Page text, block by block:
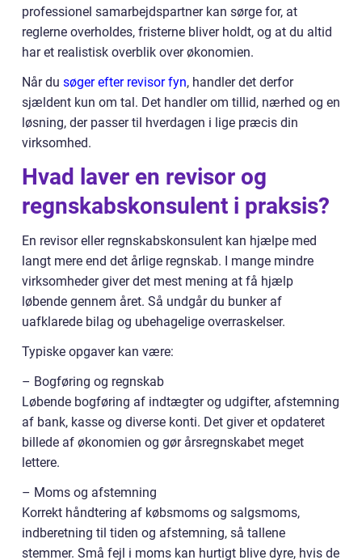
professionel samarbejdspartner kan sørge for, at
reglerne overholdes, fristerne bliver holdt, og at du altid
har et realistisk overblik over økonomien.
Når du søger efter revisor fyn, handler det derfor
sjældent kun om tal. Det handler om tillid, nærhed og en
løsning, der passer til hverdagen i lige præcis din
virksomhed.
Hvad laver en revisor og
regnskabskonsulent i praksis?
En revisor eller regnskabskonsulent kan hjælpe med
langt mere end det årlige regnskab. I mange mindre
virksomheder giver det mest mening at få hjælp
løbende gennem året. Så undgår du bunker af
uafklarede bilag og ubehagelige overraskelser.
Typiske opgaver kan være:
– Bogføring og regnskab
Løbende bogføring af indtægter og udgifter, afstemning
af bank, kasse og diverse konti. Det giver et opdateret
billede af økonomien og gør årsregnskabet meget
lettere.
– Moms og afstemning
Korrekt håndtering af købsmoms og salgsmoms,
indberetning til tiden og afstemning, så tallene
stemmer. Små fejl i moms kan hurtigt blive dyre, hvis de